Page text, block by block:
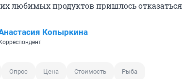
любимых продуктов пришлось
Копыркина
Корреспондент
Опрос Цена Стоимость Рыба